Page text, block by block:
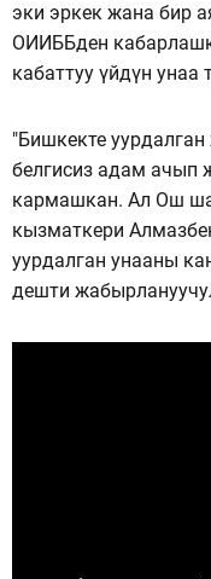
эки эркек жана бир
ОИИББден
кабаттуу үйдүн
"Бишкекте
белгисиз адам ачып
кармашкан. Ал Ош
кызматкери
уурдалган унааны
дешти